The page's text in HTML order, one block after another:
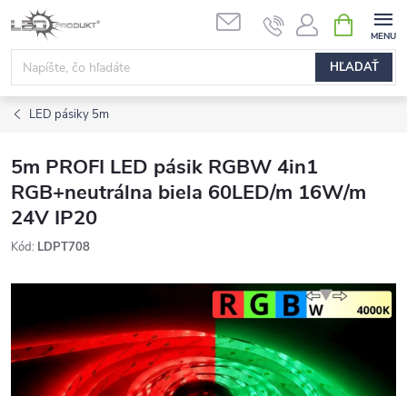
Prejsť
na
obsah
HĽADAŤ
KOŠÍK
LED pásiky 5m
5m PROFI LED pásik RGBW 4in1
RGB+neutrálna biela 60LED/m 16W/m
24V IP20
Kód: LDPT708